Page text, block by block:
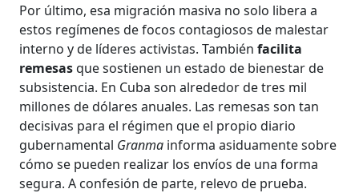
Por último, esa migración masiva no solo libera a
estos regímenes de focos contagiosos de malestar
interno y de líderes activistas. Tambiénfacilita
remesasque sostienen un estado de bienestar de
subsistencia. En Cuba son alrededor de tres mil
millones de dólares anuales. Las remesas son tan
decisivas para el régimen que el propio diario
gubernamental Granma informa asiduamente sobre
cómo se pueden realizar los envíos de una forma
segura. A confesión de parte, relevo de prueba.